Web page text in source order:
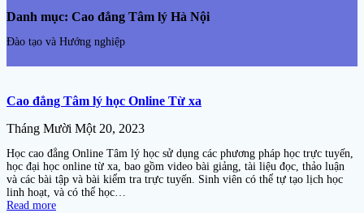
Danh mục: Cao đẳng Tâm lý Hà Nội
Đào tạo và Hướng nghiệp
Cao đẳng Tâm lý học Online Từ xa
Tháng Mười Một 20, 2023
Học cao đẳng Online Tâm lý học sử dụng các phương pháp học trực tuyến,
học đại học online từ xa, bao gồm video bài giảng, tài liệu đọc, thảo luận
và các bài tập và bài kiểm tra trực tuyến. Sinh viên có thể tự tạo lịch học
linh hoạt, và có thể học…
Read more